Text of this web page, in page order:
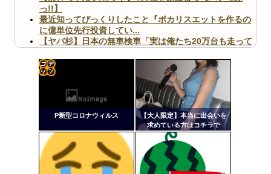
っ!!】
最近知ってびっくりしたこと『ポカリスエットを作るの
に億単位先行投資してい...
【ヤバ杉】日本の無車検車「実は俺たち20万台も走って
【閲覧注意】俺が近くにいると機械が壊れるんだけどさ
【画像】ペプシコーラ社、「こういうのでいいんだよ」
Powered by livedoor 相互RSS
P新型コロナウィルス
【大人限定】本当に出会いを
求めている方はコチラで
す！！
定リ
ンク